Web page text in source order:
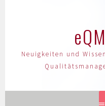
Neuigkeiten und